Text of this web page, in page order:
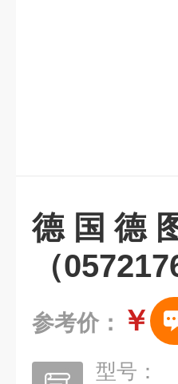
德国德
（
参考价： ￥
型号：